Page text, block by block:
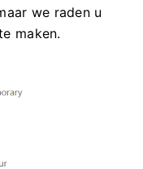
we raden u
maken.